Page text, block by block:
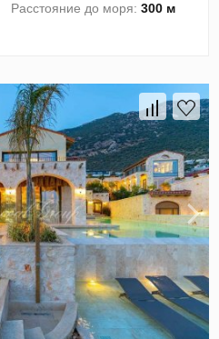
Расстояние до моря:300 м